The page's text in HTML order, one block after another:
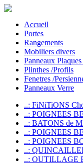
Accueil
Portes
Rangements
Mobiliers divers
Panneaux
Plinthes /Profils
Fenetres /
Panneaux Verre
..: FiNiTiONS
..: POIGNEES
..: BATONS de
..: POIGNEES
..: POIGNEES
..:
..: OUTILLAGE